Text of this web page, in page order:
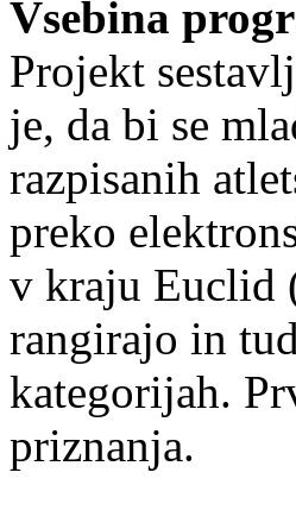
Vsebina
Projekt
je, da bi se
razpisanih
preko
v kraju Euclid
rangirajo in
kategorijah.
priznanja.